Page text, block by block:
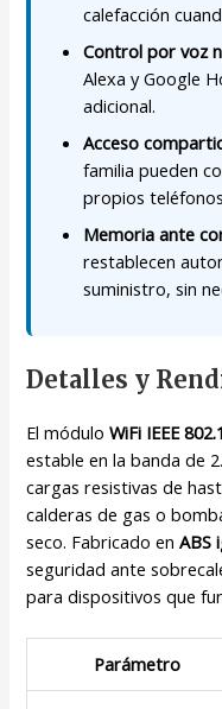
calefacción
Control por voz
Alexa y Google
adicional.
Acceso
familia pueden
propios
Memoria ante
restablecen
suministro, sin
Detalles y
El móduloWiFi IEEE
estable en la banda de
cargas resistivas de
calderas de gas o
seco. Fabricado enABS
seguridad ante
para dispositivos que
Parámetro